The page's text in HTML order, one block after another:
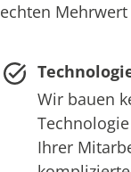
echten
Wir bauen
Ihrer